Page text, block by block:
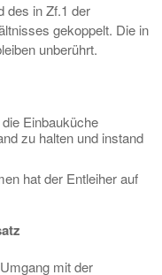
des in Zf.1 der
gekoppelt. Die in
unberührt.
Einbauküche
zu halten und instand
hat der Entleiher auf
mit der